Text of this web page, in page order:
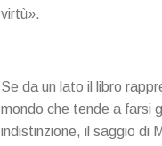
virtù».
Se da un lato il libro
mondo che tende a farsi
indistinzione, il saggio di